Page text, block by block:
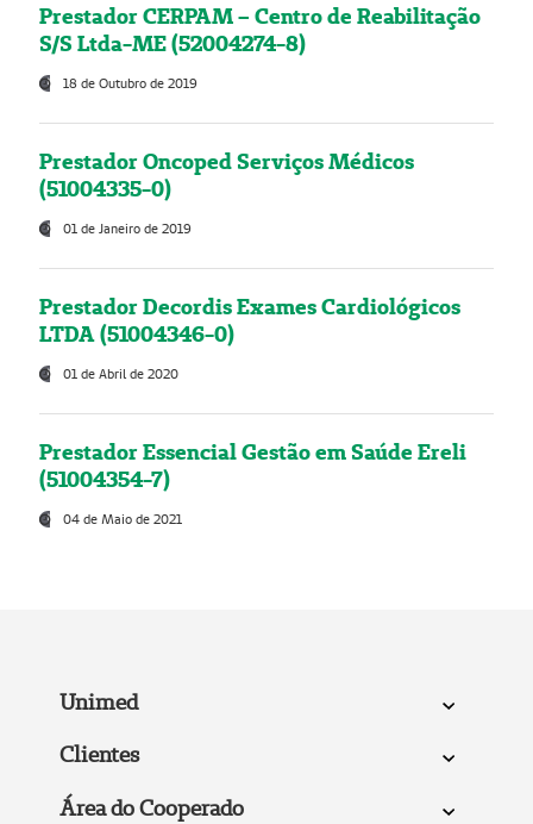
Prestador CERPAM – Centro de Reabilitação
S/S Ltda-ME (52004274-8)
18 de Outubro de 2019
Prestador Oncoped Serviços Médicos
(51004335-0)
01 de Janeiro de 2019
Prestador Decordis Exames Cardiológicos
LTDA (51004346-0)
01 de Abril de 2020
Prestador Essencial Gestão em Saúde Ereli
(51004354-7)
04 de Maio de 2021
Unimed
Clientes
Área do Cooperado